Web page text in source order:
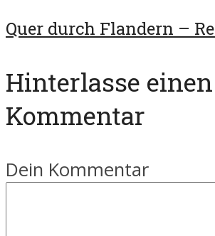
Quer durch Flandern –
Hinterlasse einen
Kommentar
Dein Kommentar